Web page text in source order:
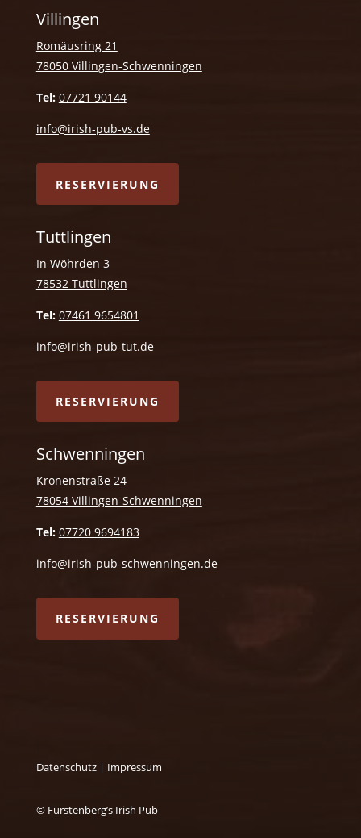
Villingen
Romäusring 21
78050 Villingen-Schwenningen
Tel: 07721 90144
info@irish-pub-vs.de
RESERVIERUNG
Tuttlingen
In Wöhrden 3
78532 Tuttlingen
Tel: 07461 9654801
info@irish-pub-tut.de
RESERVIERUNG
Schwenningen
Kronenstraße 24
78054 Villingen-Schwenningen
Tel: 07720 9694183
info@irish-pub-schwenningen.de
RESERVIERUNG
Datenschutz| Impressum
© Fürstenberg’s Irish Pub